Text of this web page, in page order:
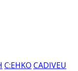
C:EHKO CADIVEU